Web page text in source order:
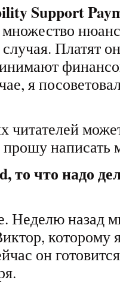
Support
Платят
я
читателей
написать
то что надо
Неделю назад
которому
он